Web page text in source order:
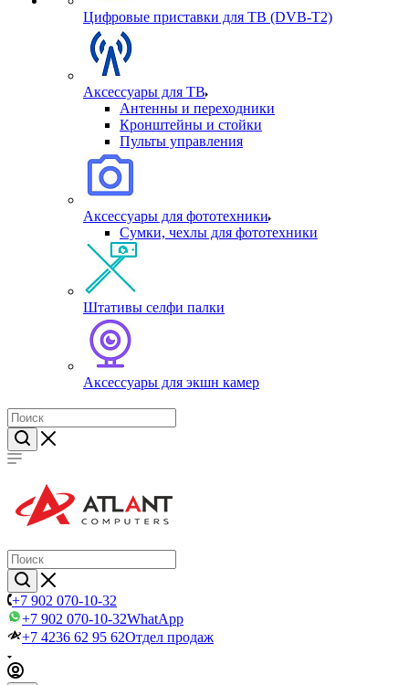
Цифровые приставки для ТВ (DVB-T2)
Аксессуары для ТВ
Антенны и переходники
Кронштейны и стойки
Пульты управления
Аксессуары для фототехники
Сумки, чехлы для фототехники
Штативы селфи палки
Аксессуары для экшн камер
+7 902 070-10-32
+7 902 070-10-32WhatApp
+7 4236 62 95 62Отдел продаж